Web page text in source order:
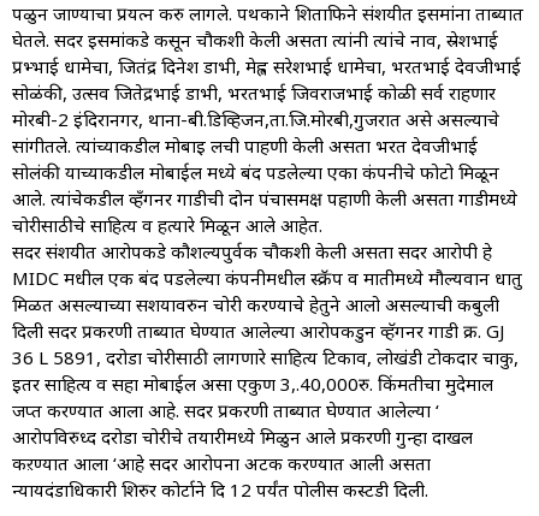
पळुन जाण्याचा प्रयत्न करु लागले. पथकाने शिताफिने संशयीत इसमांना ताब्यात
घेतले. सदर इसमांकडे कसून चौकशी केली असता त्यांनी त्यांचे नाव, स्रेशभाई
प्रभ्भाई धामेचा, जितंद्र दिनेश डाभी, मेह्ल सरेशभाई धामेचा, भरतभाई देवजीभाई
सोळंकी, उत्सव जितेद्रभाई डाभी, भरतभाई जिवराजभाई कोळी सर्व राहणार
मोरबी-2 इंदिरानगर, थाना-बी.डिव्हिजन,ता.जि.मोरबी,गुजरात असे असल्याचे
सांगीतले. त्यांच्याकडील मोबाइ लची पाहणी केली असता भरत देवजीभाई
सोलंकी याच्याकडील मोबाईल मध्ये बंद पडलेल्या एका कंपनीचे फोटो मिळून
आले. त्यांचेकडील व्हँगनर गाडीची दोन पंचासमक्ष पहाणी केली असता गाडीमध्ये
चोरीसाठीचे साहित्य व हत्यारे मिळून आले आहेत.
सदर संशयीत आरोपींकडे कौशल्यपुर्वक चौकशी केली असता सदर आरोपी हे
MIDC मधील एक बंद पडलेल्या कंपनीमधील स्क्रॅप व मातीमध्ये मौल्यवान धातु
मिळत असल्याच्या सशयावरुन चोरी करण्याचे हेतुने आलो असल्याची कबुली
दिली सदर प्रकरणी ताब्यात घेण्यात आलेल्या आरोपींकडुन व्हॅगनर गाडी क्र. GJ
36 L 5891, दरोडा चोरीसाठी लागणारे साहित्य टिकाव, लोखंडी टोकदार चाकु,
इतर साहित्य व सहा मोबाईल असा एकुण 3,.40,000रु. किंमतीचा मुदेमाल
जप्त करण्यात आला आहे. सदर प्रकरणी ताब्यात घेण्यात आलेल्या ‘
आरोपींविरुध्द दरोडा चोरीचे तयारीमध्ये मिळुन आले प्रकरणी गुन्हा दाखल
कऱण्यात आला ‘आहे सदर आरोपींना अटक करण्यात आली असता
न्यायदंडाधिकारी शिरुर कोर्टाने दि 12 पर्यंत पोलीस कस्टडी दिली.